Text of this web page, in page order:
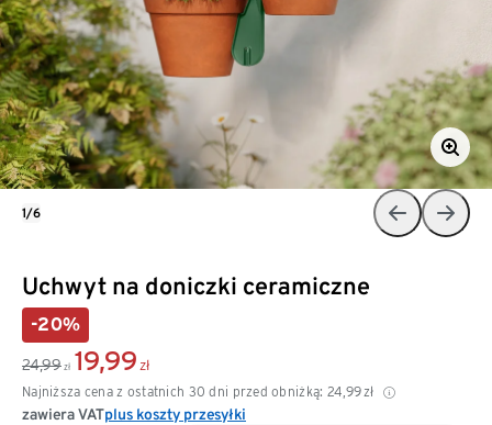
Uchwyt na doniczki ceramiczne
-20%
24,99 zł 19,99 zł
Najniższa cena z ostatnich 30 dni przed obniżką: 24,99 zł
zawiera VATplus koszty przesyłki
1/6